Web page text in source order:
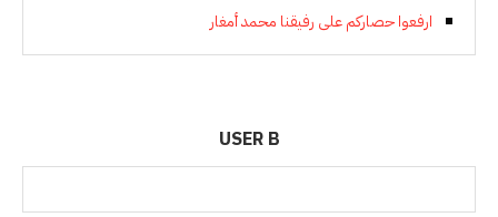
ارفعوا حصاركم على رفيقنا محمد أمغار
USER B